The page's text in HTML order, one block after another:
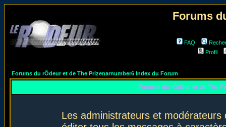
Forums
FAQ
Profil
Forums du rÔdeur et de The Prizenarnumber6 Index du Forum
Forums du rÔdeur et de The
Les administrateurs et